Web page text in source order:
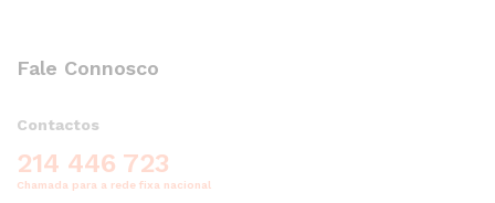
Fale Connosco
Contactos
214 446 723
Chamada para a rede fixa nacional